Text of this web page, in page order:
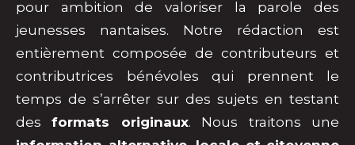
pour ambition de valoriser la parole des
jeunesses nantaises. Notre rédaction est
entièrement composée de contributeurs et
contributrices bénévoles qui prennent le
temps de s’arrêter sur des sujets en testant
desformats originaux. Nous traitons une